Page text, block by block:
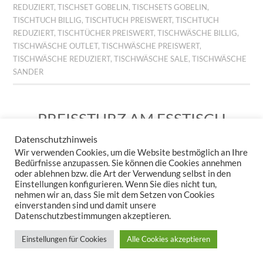
REDUZIERT,TISCHSET GOBELIN ,TISCHSETS GOBELIN ,
TISCHTUCH BILLIG,TISCHTUCH PREISWERT,TISCHTUCH
REDUZIERT,TISCHTÜCHER PREISWERT,TISCHWÄSCHE BILLIG,
TISCHWÄSCHE OUTLET,TISCHWÄSCHE PREISWERT,
TISCHWÄSCHE REDUZIERT,TISCHWÄSCHE SALE,TISCHWÄSCHE
SANDER
PREISSTURZ AM ESSTISCH
– JETZT WIRD’S WILD!
29. JUNI 2026 KERSTIN STEPPUHN
HINTERLASSE EINEN
KOMMENTAR
Datenschutzhinweis
Wir verwenden Cookies, um die Website bestmöglich an Ihre
Bedürfnisse anzupassen. Sie können die Cookies annehmen
oder ablehnen bzw. die Art der Verwendung selbst in den
Einstellungen konfigurieren. Wenn Sie dies nicht tun,
nehmen wir an, dass Sie mit dem Setzen von Cookies
einverstanden sind und damit unsere
Datenschutzbestimmungen akzeptieren.
Einstellungen für Cookies Alle Cookies akzeptieren